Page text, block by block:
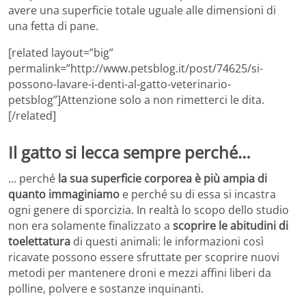
avere una superficie totale uguale alle dimensioni di
una fetta di pane.
[related layout=”big”
permalink=”http://www.petsblog.it/post/74625/si-
possono-lavare-i-denti-al-gatto-veterinario-
petsblog”]Attenzione solo a non rimetterci le dita.
[/related]
Il gatto si lecca sempre perché…
… perché la sua superficie corporea è più ampia di
quanto immaginiamo e perché su di essa si incastra
ogni genere di sporcizia. In realtà lo scopo dello studio
non era solamente finalizzato a scoprire le abitudini di
toelettatura di questi animali: le informazioni così
ricavate possono essere sfruttate per scoprire nuovi
metodi per mantenere droni e mezzi affini liberi da
polline, polvere e sostanze inquinanti.